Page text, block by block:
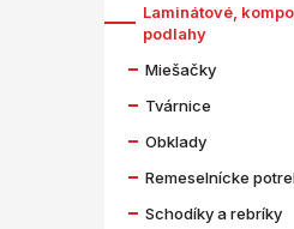
Laminátové,
podlahy
Miešačky
Tvárnice
Obklady
Remeselnícke
Schodíky a rebríky